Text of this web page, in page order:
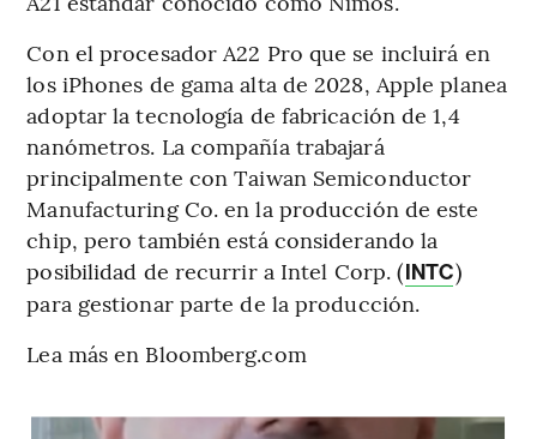
Con el procesador A22 Pro que se incluirá en
los iPhones de gama alta de 2028, Apple planea
adoptar la tecnología de fabricación de 1,4
nanómetros. La compañía trabajará
principalmente con Taiwan Semiconductor
Manufacturing Co. en la producción de este
chip, pero también está considerando la
posibilidad de recurrir a Intel Corp. (INTC)
para gestionar parte de la producción.
Lea más en Bloomberg.com